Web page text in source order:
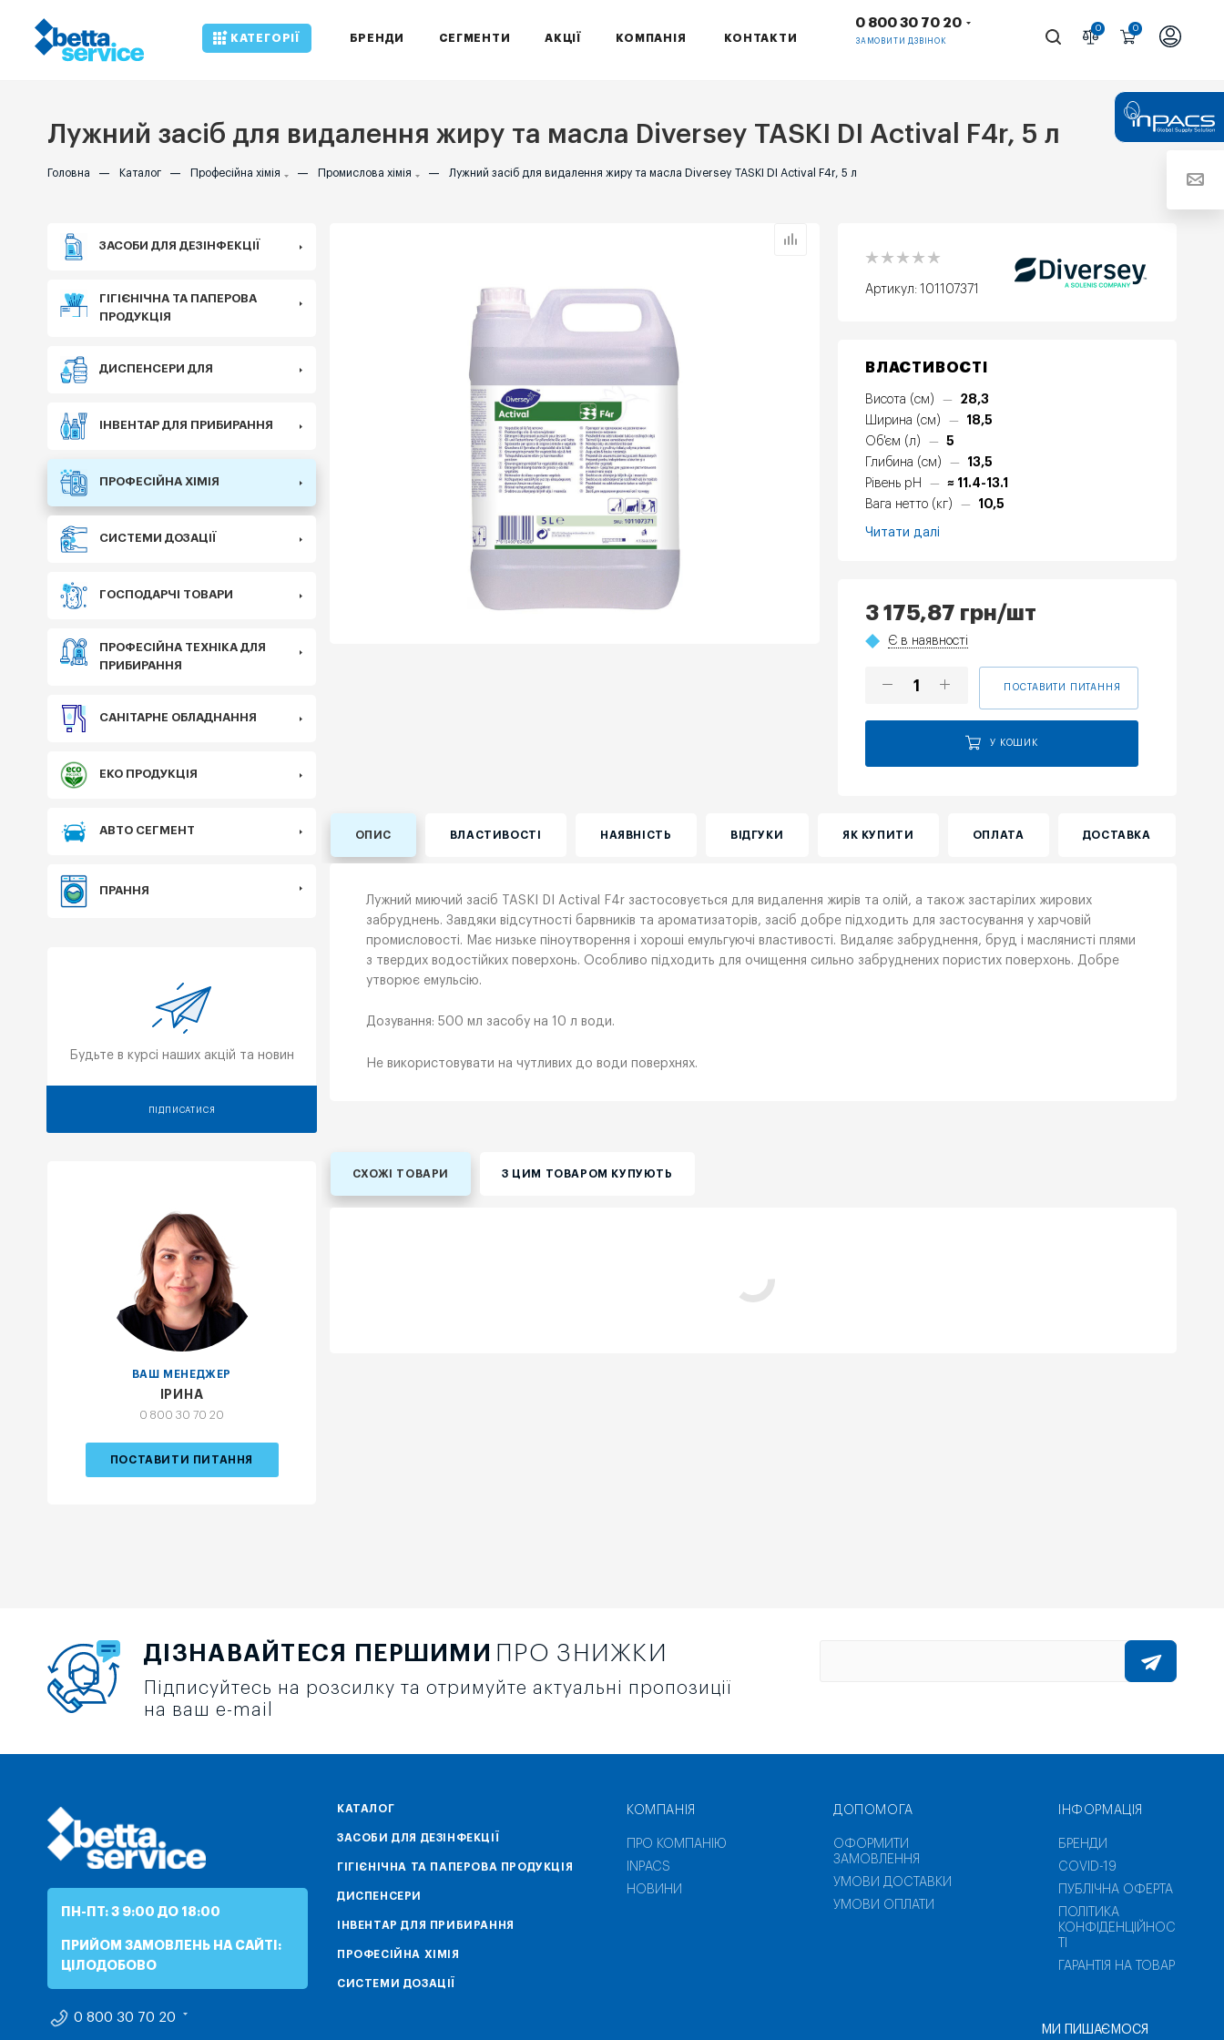
0 0
0 800 30 70 20
ЗАМОВИТИ ДЗВІНОК
КАТЕГОРІЇ БРЕНДИ СЕГМЕНТИ АКЦІЇ КОМПАНІЯ КОНТАКТИ
Лужний засіб для видалення жиру та масла Diversey TASKI DI Actival F4r, 5 л
Головна — Каталог — Професійна хімія — Промислова хімія — Лужний засіб для видалення жиру та масла Diversey TASKI DI Actival F4r, 5 л
Артикул: 101107371
ВЛАСТИВОСТІ
Висота (см) —
28,3
Ширина (см)
—
18,5
Об'єм (л)
—
5
Глибина (см)
—
13,5
Рівень pH
—
≈ 11.4-13.1
Вага нетто (кг)
— 10,5
Читати далі
3 175,87 грн/шт
Є в наявності
ПОСТАВИТИ ПИТАННЯ
У КОШИК
ОПИС ВЛАСТИВОСТІ НАЯВНІСТЬ ВІДГУКИ ЯК КУПИТИ ОПЛАТА ДОСТАВКА
Лужний миючий засіб TASKI DI Actival F4r застосовується для видалення жирів та олій, а також застарілих жирових
забруднень. Завдяки відсутності барвників та ароматизаторів, засіб добре підходить для застосування у харчовій
промисловості. Має низьке піноутворення і хороші емульгуючі властивості. Видаляє забруднення, бруд і маслянисті плями
з твердих водостійких поверхонь. Особливо підходить для очищення сильно забруднених пористих поверхонь. Добре
утворює емульсію.
Дозування: 500 мл засобу на 10 л води.
Не використовувати на чутливих до води поверхнях.
СХОЖІ ТОВАРИ З ЦИМ ТОВАРОМ КУПУЮТЬ
ЗАСОБИ ДЛЯ ДЕЗІНФЕКЦІЇ
ГІГІЄНІЧНА ТА ПАПЕРОВА
ПРОДУКЦІЯ
ДИСПЕНСЕРИ ДЛЯ
ІНВЕНТАР ДЛЯ ПРИБИРАННЯ
ПРОФЕСІЙНА ХІМІЯ
СИСТЕМИ ДОЗАЦІЇ
ГОСПОДАРЧІ ТОВАРИ
ПРОФЕСІЙНА ТЕХНІКА ДЛЯ
ПРИБИРАННЯ
САНІТАРНЕ ОБЛАДНАННЯ
ЕКО ПРОДУКЦІЯ
АВТО СЕГМЕНТ
ПРАННЯ
Будьте в курсі наших акцій та новин
ПІДПИСАТИСЯ
ВАШ МЕНЕДЖЕР
ІРИНА
0 800 30 70 20
ПОСТАВИТИ ПИТАННЯ
ДІЗНАВАЙТЕСЯ ПЕРШИМИ ПРО ЗНИЖКИ
Підписуйтесь на розсилку та отримуйте актуальні пропозиції
на ваш e-mail
ПН-ПТ: З 9:00 ДО 18:00
ПРИЙОМ ЗАМОВЛЕНЬ НА САЙТІ:
ЦІЛОДОБОВО
0 800 30 70 20
КАТАЛОГ
ЗАСОБИ ДЛЯ ДЕЗІНФЕКЦІЇ
ГІГІЄНІЧНА ТА ПАПЕРОВА ПРОДУКЦІЯ
ДИСПЕНСЕРИ
ІНВЕНТАР ДЛЯ ПРИБИРАННЯ
ПРОФЕСІЙНА ХІМІЯ
СИСТЕМИ ДОЗАЦІЇ
КОМПАНІЯ
ПРО КОМПАНІЮ
INPACS
НОВИНИ
ДОПОМОГА
ОФОРМИТИ
ЗАМОВЛЕННЯ
УМОВИ ДОСТАВКИ
УМОВИ ОПЛАТИ
ІНФОРМАЦІЯ
БРЕНДИ
COVID-19
ПУБЛІЧНА ОФЕРТА
ПОЛІТИКА
КОНФІДЕНЦІЙНОС
ГАРАНТІЯ НА ТОВАР
МИ ПИШАЄМОСЯ